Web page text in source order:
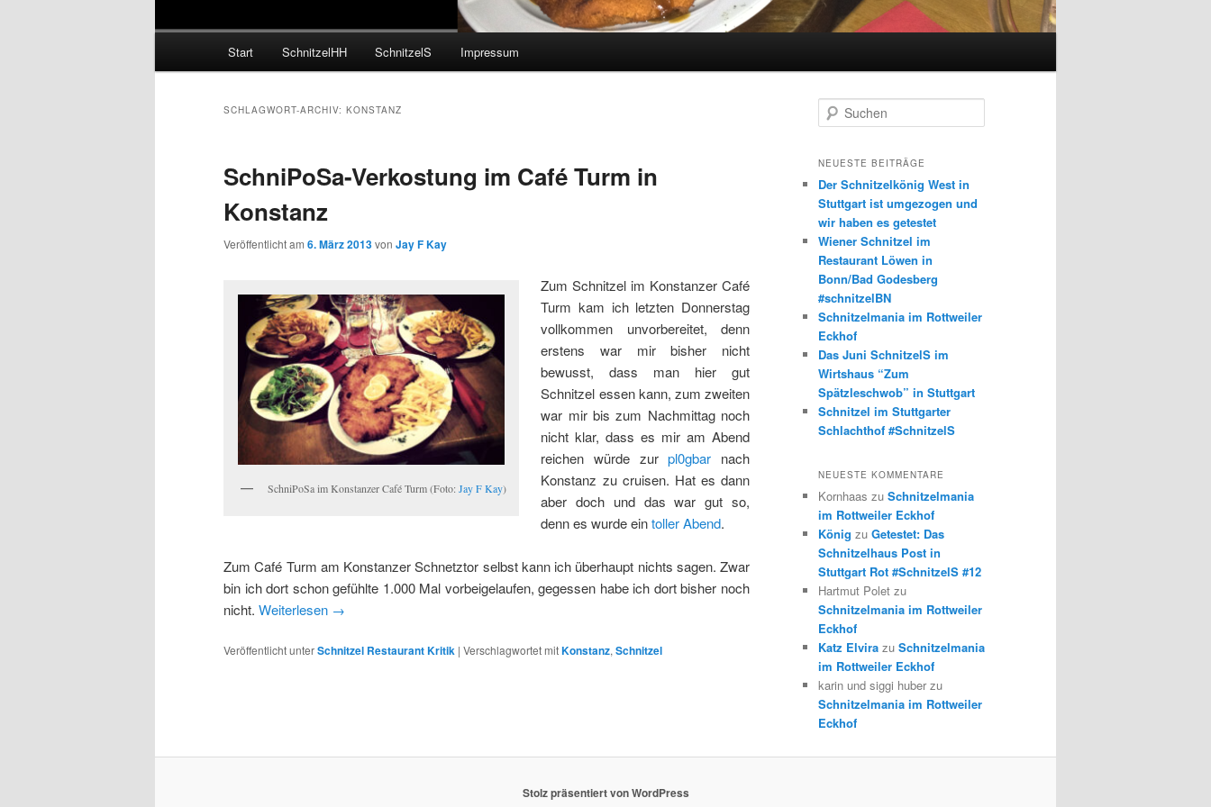
Start SchnitzelHH SchnitzelS Impressum
SCHLAGWORT-ARCHIV: KONSTANZ
SchniPoSa-Verkostung im Café Turm in
Konstanz
Veröffentlicht am 6. März 2013von Jay F Kay
SchniPoSa im Konstanzer Café Turm (Foto: Jay F Kay)
Zum Schnitzel im Konstanzer Café
Turm kam ich letzten Donnerstag
vollkommen unvorbereitet, denn
erstens war mir bisher nicht
bewusst, dass man hier gut
Schnitzel essen kann, zum zweiten
war mir bis zum Nachmittag noch
nicht klar, dass es mir am Abend
reichen würde zurpl0gbar nach
Konstanz zu cruisen. Hat es dann
aber doch und das war gut so,
denn es wurde eintoller Abend.
Zum Café Turm am Konstanzer Schnetztor selbst kann ich überhaupt nichts sagen. Zwar
bin ich dort schon gefühlte 1.000 Mal vorbeigelaufen, gegessen habe ich dort bisher noch
nicht. Weiterlesen →
Veröffentlicht unterSchnitzel Restaurant Kritik | Verschlagwortet mitKonstanz, Schnitzel
u
h
n
NEUESTE BEITRÄGE
Der Schnitzelkönig West in
Stuttgart ist umgezogen und
wir haben es getestet
Wiener Schnitzel im
Restaurant Löwen in
Bonn/Bad Godesberg
#schnitzelBN
Schnitzelmania im Rottweiler
Eckhof
Das Juni SchnitzelS im
Wirtshaus “Zum
Spätzleschwob” in Stuttgart
Schnitzel im Stuttgarter
Schlachthof #SchnitzelS
NEUESTE KOMMENTARE
Kornhaas zu Schnitzelmania
im Rottweiler Eckhof
König zu Getestet: Das
Schnitzelhaus Post in
Stuttgart Rot #SchnitzelS #12
Hartmut Polet zu
Schnitzelmania im Rottweiler
Eckhof
Katz Elvira zu Schnitzelmania
im Rottweiler Eckhof
karin und siggi huber zu
Schnitzelmania im Rottweiler
Eckhof
Stolz präsentiert von WordPress